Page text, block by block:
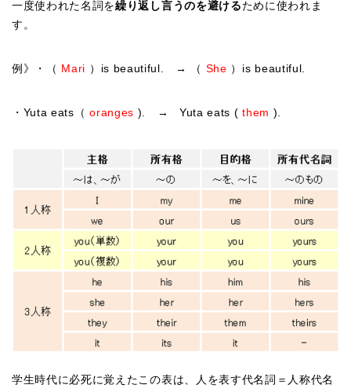
一度使われた名詞を繰り返し言うのを避ける ために使われま
す。
例》・（ Mari ）is beautiful. → （ She ）is beautiful.
・Yuta eats（oranges ). → Yuta eats (them ).
学生時代に必死に覚えたこの表は、人を表す代名詞＝人称代名